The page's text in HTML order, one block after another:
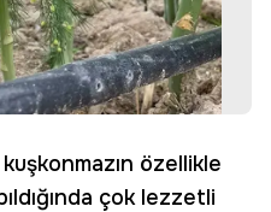
özellikle
çok lezzetli